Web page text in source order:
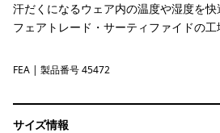
汗だくになるウェア内の温度や湿度を快
フェアトレード・サーティファイドの工
Feather Grey
FEA | 製品番号 45472
サイズ情報